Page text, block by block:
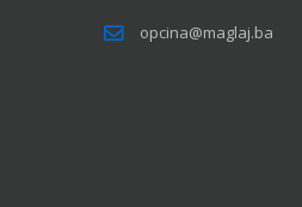
opcina@maglaj.ba